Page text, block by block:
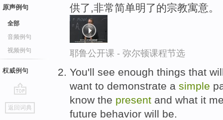
原声例句
全部
音频例句
视频例句
权威例句
go
top
返回词典
供了,非常简单明了的宗教寓意。
耶鲁公开课 - 弥尔顿课程节选
You'll see enough things that
want to demonstrate a simple
know the present and what it
future behavior will be.